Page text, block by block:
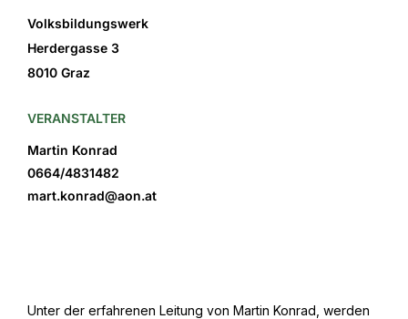
Volksbildungswerk
Herdergasse 3
8010 Graz
VERANSTALTER
Martin Konrad
0664/4831482
mart.konrad@aon.at
Unter der erfahrenen Leitung von Martin Konrad, werden